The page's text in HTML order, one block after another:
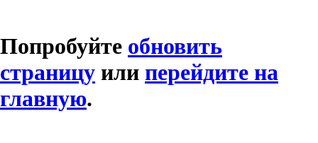
Попробуйте обновить
страницу или перейдите на
главную.